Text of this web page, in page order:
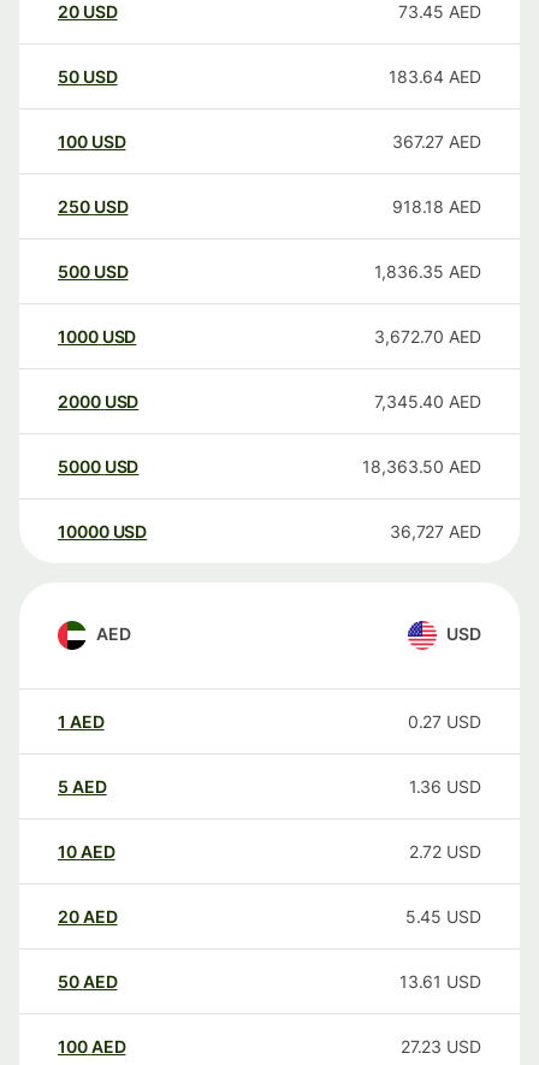
20 USD 73.45 AED
50 USD 183.64 AED
100 USD 367.27 AED
250 USD 918.18 AED
500 USD 1,836.35 AED
1000 USD 3,672.70 AED
2000 USD 7,345.40 AED
5000 USD 18,363.50 AED
10000 USD 36,727 AED
AED USD
1 AED 0.27 USD
5 AED 1.36 USD
10AED 2.72 USD
20AED 5.45 USD
50AED 13.61 USD
100AED 27.23 USD